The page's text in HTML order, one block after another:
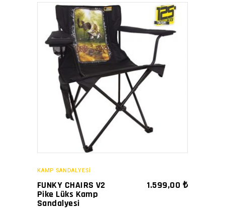
SATIN AL
KAMP SANDALYESİ
FUNKY CHAIRS V2
Pike Lüks Kamp
Sandalyesi
1.599,00 ₺